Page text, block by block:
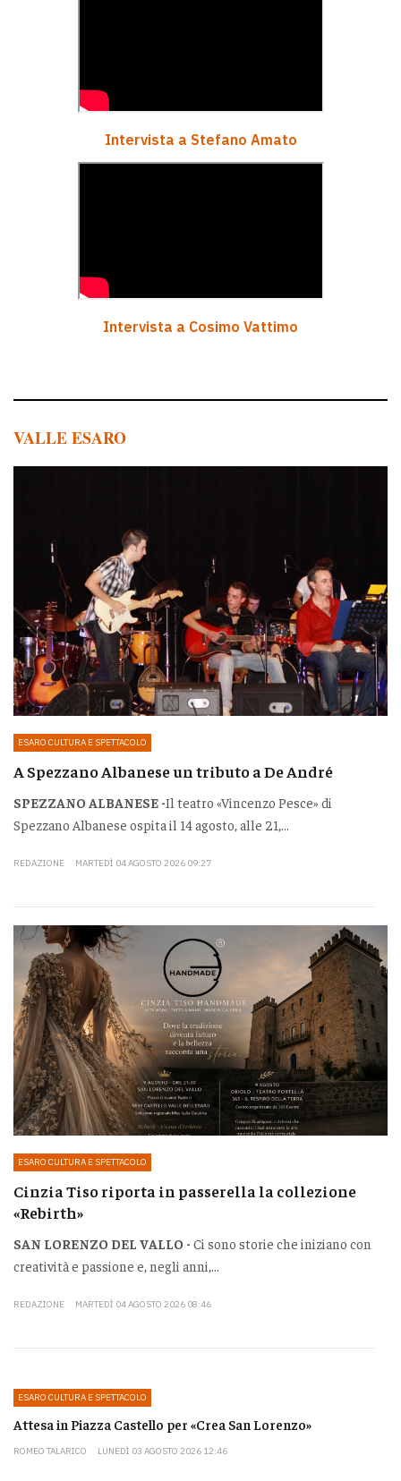
Intervista a Stefano Amato
Intervista a Cosimo Vattimo
VALLE ESARO
ESARO CULTURA E SPETTACOLO
A Spezzano Albanese un tributo a De André
SPEZZANO ALBANESE -Il teatro «Vincenzo Pesce» di
Spezzano Albanese ospita il 14 agosto, alle 21,...
REDAZIONE MARTEDÌ 04 AGOSTO 2026 09:27
ESARO CULTURA E SPETTACOLO
Cinzia Tiso riporta in passerella la collezione
«Rebirth»
SAN LORENZO DEL VALLO - Ci sono storie che iniziano con
creatività e passione e, negli anni,...
REDAZIONE MARTEDÌ 04 AGOSTO 2026 08:46
ESARO CULTURA E SPETTACOLO
Attesa in Piazza Castello per «Crea San Lorenzo»
ROMEO TALARICO LUNEDÌ 03 AGOSTO 2026 12:46